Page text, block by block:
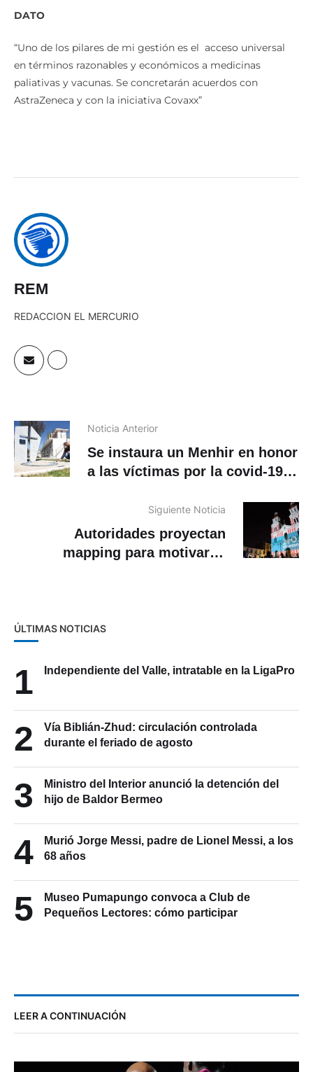
DATO
“Uno de los pilares de mi gestión es el acceso universal
en términos razonables y económicos a medicinas
paliativas y vacunas. Se concretarán acuerdos con
AstraZeneca y con la iniciativa Covaxx”
REM
REDACCION EL MERCURIO
Noticia Anterior
Se instaura un Menhir en honor
a las víctimas por la covid-19
Siguiente Noticia
Autoridades proyectan
mapping para motivar la
ÚLTIMAS NOTICIAS
1 Independiente del Valle, intratable en la LigaPro
2
Vía Biblián-Zhud: circulación controlada
durante el feriado de agosto
3
Ministro del Interior anunció la detención del
hijo de Baldor Bermeo
4
Murió Jorge Messi, padre de Lionel Messi, a los
68 años
5
Museo Pumapungo convoca a Club de
Pequeños Lectores: cómo participar
LEER A CONTINUACIÓN